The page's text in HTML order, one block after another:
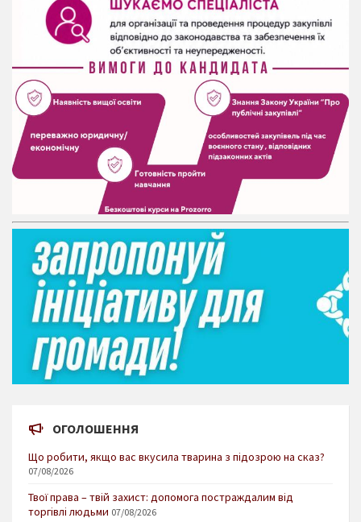
ОГОЛОШЕННЯ
Що робити, якщо вас вкусила тварина з підозрою на сказ?
07/08/2026
Твої права – твій захист: допомога постраждалим від
торгівлі людьми 07/08/2026